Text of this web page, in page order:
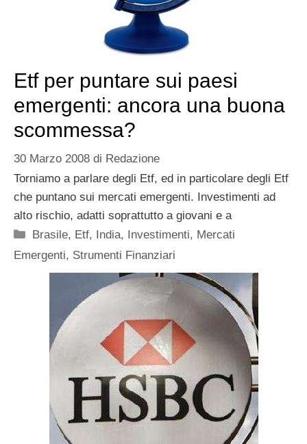
Etf per puntare sui paesi
emergenti: ancora una buona
scommessa?
30 Marzo 2008 di Redazione
Torniamo a parlare degli Etf, ed in particolare degli Etf
che puntano sui mercati emergenti. Investimenti ad
alto rischio, adatti soprattutto a giovani e a
Categorie
Brasile, Etf, India, Investimenti, Mercati
Emergenti, Strumenti Finanziari